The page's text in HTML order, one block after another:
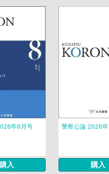
年8月号
購入
警察公論 2026
購入